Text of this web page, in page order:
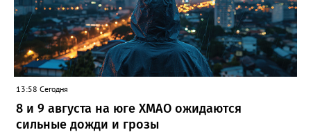
13:58 Сегодня
8 и 9 августа на юге ХМАО ожидаются
сильные дожди и грозы